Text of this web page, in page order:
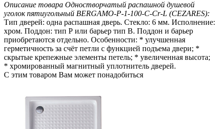
Описание товара Одностворчатый распашной душевой
уголок пятиугольный BERGAMO-P-1-100-C-Cr-L (CEZARES):
Тип дверей: одна распашная дверь. Стекло: 6 мм. Исполнение:
хром. Поддон: тип Р или барьер тип B. Поддон и барьер
приобретаются отдельно. Особенности: * улучшенная
герметичность за счёт петли с функцией подъема двери; *
скрытые крепежные элементы петель; * увеличенная высота;
* хромированный магнитный уплотнитель дверей.
С этим товаром Вам может понадобиться